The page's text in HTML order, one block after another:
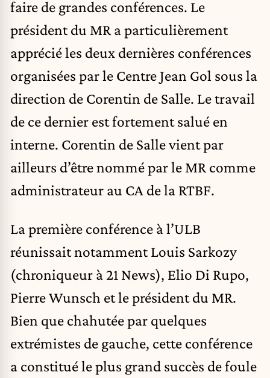
faire de grandes conférences. Le
président du MR a particulièrement
apprécié les deux dernières conférences
organisées par le Centre Jean Gol sous la
direction de Corentin de Salle. Le travail
de ce dernier est fortement salué en
interne. Corentin de Salle vient par
ailleurs d’être nommé par le MR comme
administrateur au CA de la RTBF.
Lapremière conférence à l’ULB
réunissait notamment Louis Sarkozy
(chroniqueur à 21 News), Elio Di Rupo,
Pierre Wunsch et le président du MR.
Bien que chahutée par quelques
extrémistes de gauche, cette conférence
a constitué le plus grand succès de foule